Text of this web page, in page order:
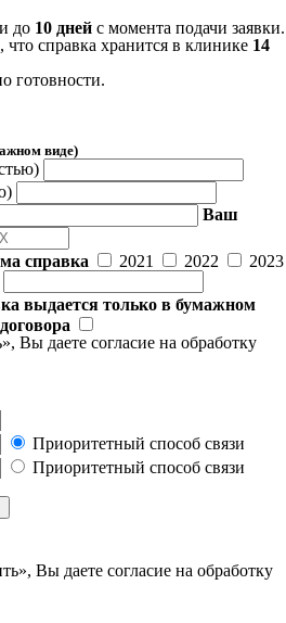
до 10 дней с момента подачи заявки.
справка хранится в клинике 14
готовности.
виде)
Ваш
справка
2021 2022
2023
выдается только в бумажном
Вы даете согласие на обработку
Приоритетный способ связи
Приоритетный способ связи
Вы даете согласие на обработку